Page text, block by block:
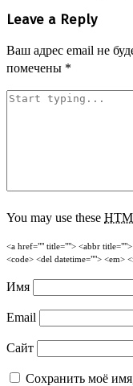
Leave a Reply
Ваш адрес email не
помечены *
You may use these
<a href="" title=""> <abbr
<code> <del datetime=""> <em>
Имя
Email
Сайт
Сохранить моё